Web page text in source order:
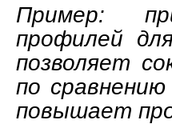
Пример:
профилей
позволяет
по
повышает